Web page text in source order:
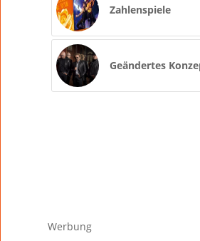
Zahlenspiele
Geändertes
Werbung